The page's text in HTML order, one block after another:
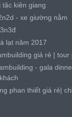
tặc kiên giang
- xe giường nằm
lạt năm 2017
giá rẻ |
- gala
phan thiết giá rẻ|